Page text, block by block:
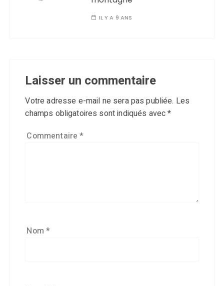
IL Y A 9 ANS
Laisser un commentaire
Votre adresse e-mail ne sera pas publiée. Les
champs obligatoires sont indiqués avec*
Commentaire*
Nom*